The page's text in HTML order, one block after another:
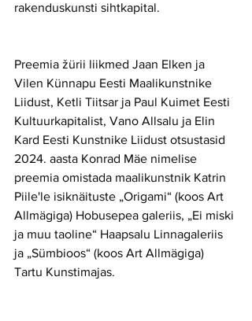
rakenduskunsti sihtkapital.
Preemia žürii liikmed Jaan Elken ja
Vilen Künnapu Eesti Maalikunstnike
Liidust, Ketli Tiitsar ja Paul Kuimet Eesti
Kultuurkapitalist, Vano Allsalu ja Elin
Kard Eesti Kunstnike Liidust otsustasid
2024. aasta Konrad Mäe nimelise
preemia omistada maalikunstnik Katrin
Piile'le isiknäituste „Origami“ (koos Art
Allmägiga) Hobusepea galeriis, „Ei miski
ja muu taoline“ Haapsalu Linnagaleriis
ja „Sümbioos“ (koos Art Allmägiga)
Tartu Kunstimajas.